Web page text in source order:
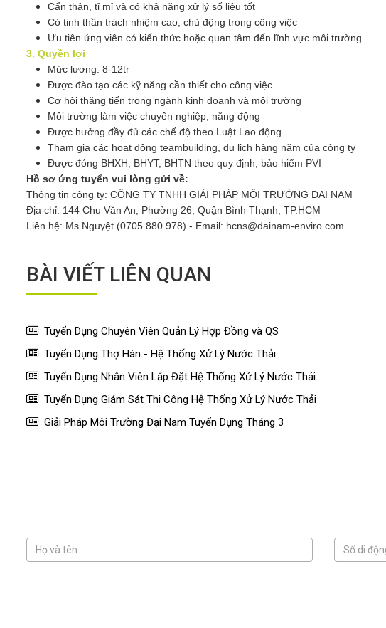
Cẩn thận, tỉ mỉ và có khả năng xử lý số liệu tốt
Có tinh thần trách nhiệm cao, chủ động trong công việc
Ưu tiên ứng viên có kiến thức hoặc quan tâm đến lĩnh vực môi trường
3. Quyền lợi
Mức lương: 8-12tr
Được đào tạo các kỹ năng cần thiết cho công việc
Cơ hội thăng tiến trong ngành kinh doanh và môi trường
Môi trường làm việc chuyên nghiệp, năng động
Được hưởng đầy đủ các chế độ theo Luật Lao động
Tham gia các hoạt động teambuilding, du lịch hàng năm của công ty
Được đóng BHXH, BHYT, BHTN theo quy định, bảo hiểm PVI
Hồ sơ ứng tuyển vui lòng gửi về:
Thông tin công ty: CÔNG TY TNHH GIẢI PHÁP MÔI TRƯỜNG ĐẠI NAM
Địa chỉ: 144 Chu Văn An, Phường 26, Quận Bình Thạnh, TP.HCM
Liên hệ: Ms.Nguyệt (0705 880 978) - Email: hcns@dainam-enviro.com
BÀI VIẾT LIÊN QUAN
Tuyển Dụng Chuyên Viên Quản Lý Hợp Đồng và QS
Tuyển Dụng Thợ Hàn - Hệ Thống Xử Lý Nước Thải
Tuyển Dụng Nhân Viên Lắp Đặt Hệ Thống Xử Lý Nước Thải
Tuyển Dụng Giám Sát Thi Công Hệ Thống Xử Lý Nước Thải
Giải Pháp Môi Trường Đại Nam Tuyển Dụng Tháng 3